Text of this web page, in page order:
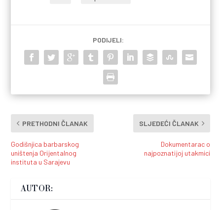
PODIJELI:
PRETHODNI ČLANAK
Godišnjica barbarskog
uništenja Orijentalnog
instituta u Sarajevu
SLJEDEĆI ČLANAK
Dokumentarac o
najpoznatijoj utakmici
AUTOR: